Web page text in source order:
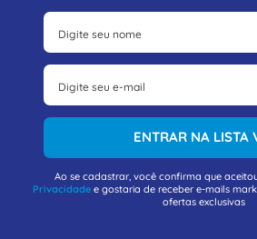
ENTRAR NA LISTA
Ao se cadastrar, você confirma que
Privacidadee gostaria de receber e-mails
ofertas exclusivas